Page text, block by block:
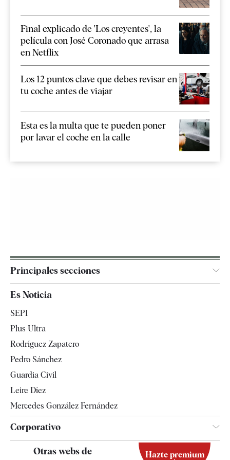
Final explicado de 'Los creyentes', la
película con José Coronado que arrasa
en Netflix
Los 12 puntos clave que debes revisar en
tu coche antes de viajar
Esta es la multa que te pueden poner
por lavar el coche en la calle
Principales secciones
Televisión
Es Noticia
SEPI
Plus Ultra
Rodríguez Zapatero
Pedro Sánchez
Guardia Civil
Leire Díez
Mercedes González Fernández
Corporativo
Otras webs de Hazte premium